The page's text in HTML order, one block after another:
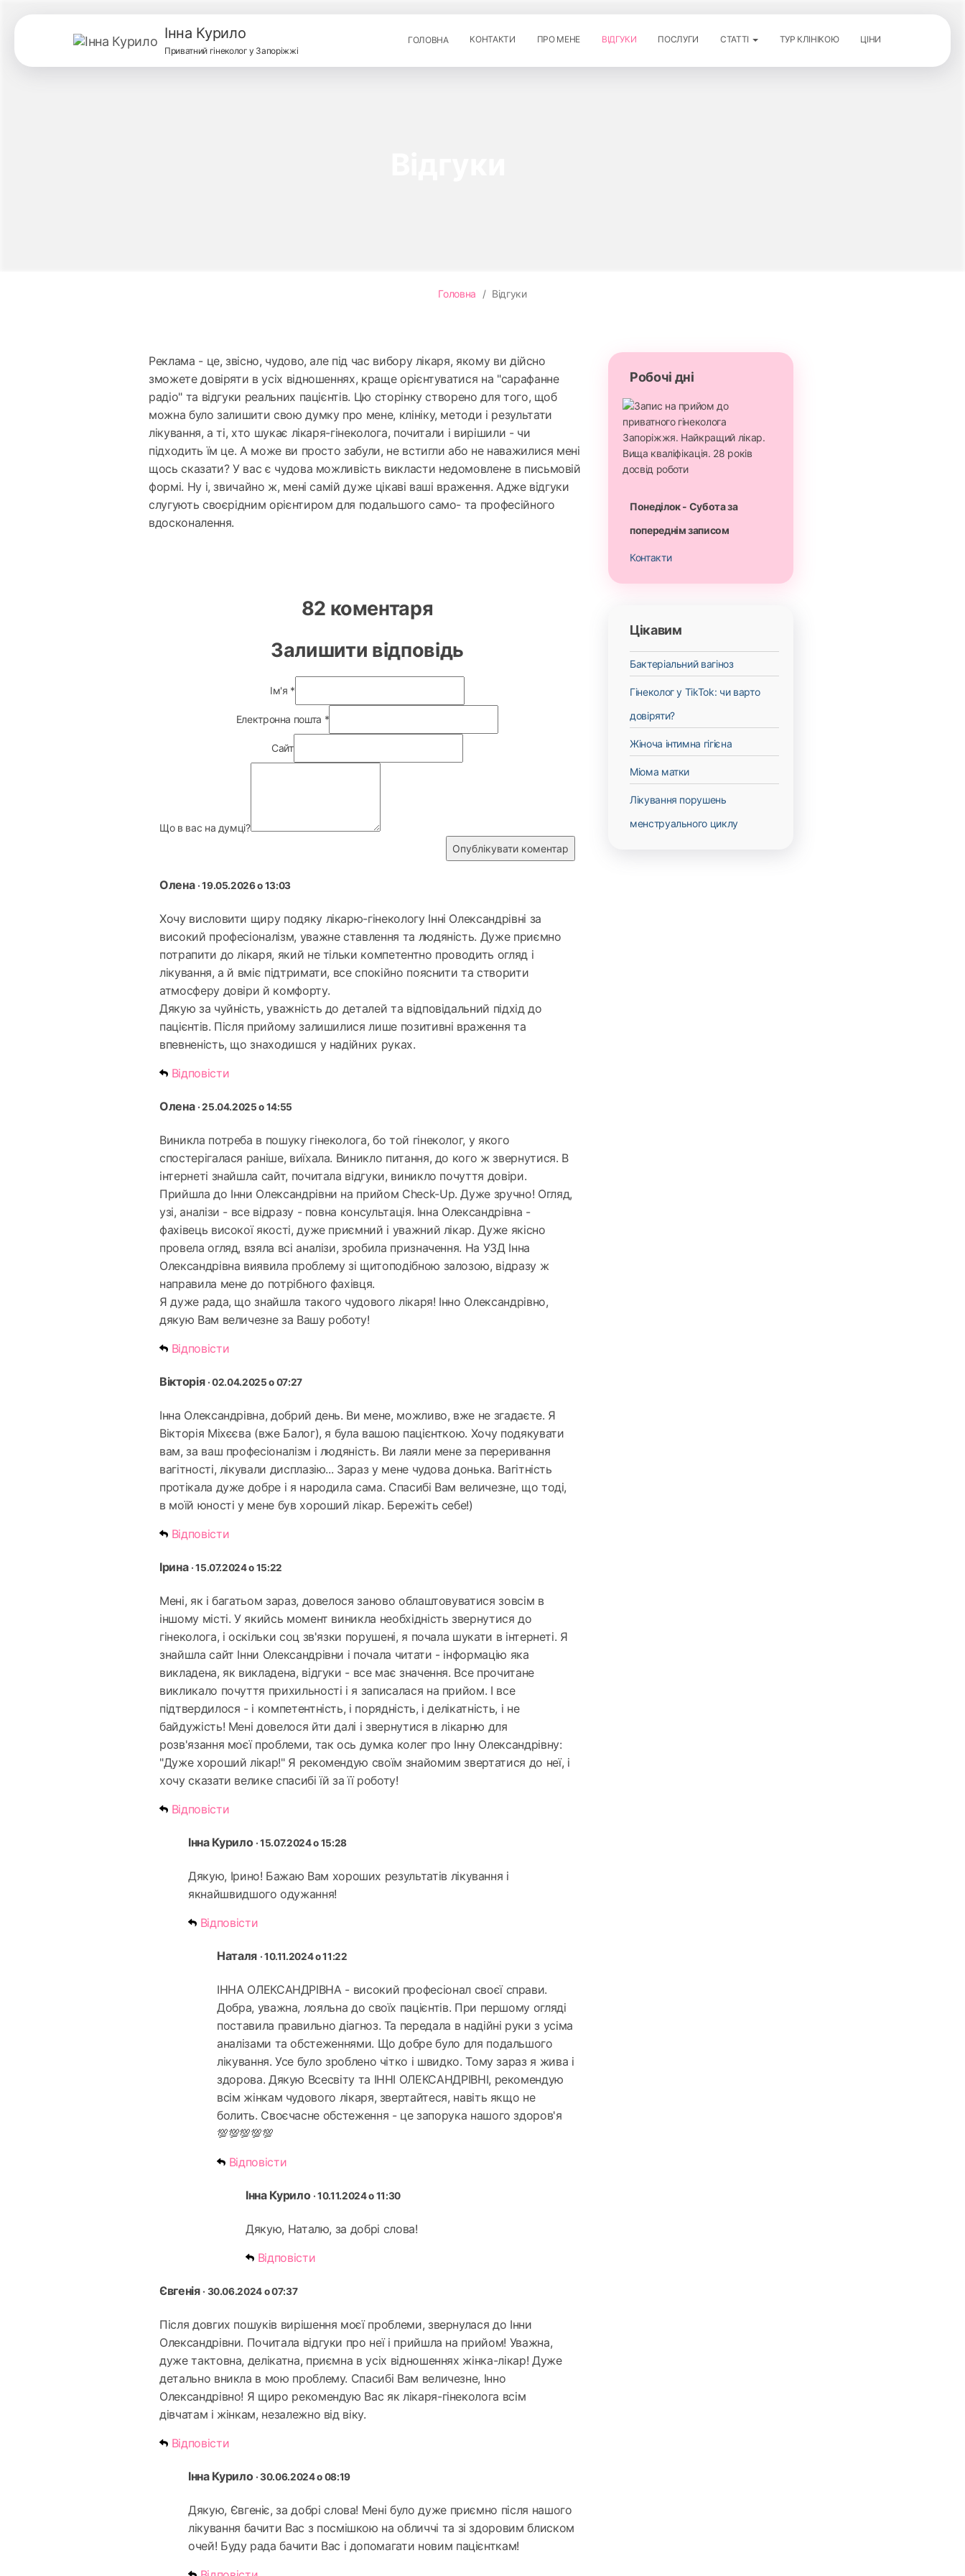
Інна Курило
Приватний гінеколог у Запоріжжі
ГОЛОВНА КОНТАКТИ ПРО МЕНЕ ВІДГУКИ ПОСЛУГИ СТАТТІ ТУР КЛІНІКОЮ ЦІНИ
Головна / Відгуки
Реклама - це, звісно, чудово, але під час вибору лікаря, якому ви дійсно
зможете довіряти в усіх відношеннях, краще орієнтуватися на "сарафанне
радіо" та відгуки реальних пацієнтів. Цю сторінку створено для того, щоб
можна було залишити свою думку про мене, клініку, методи і результати
лікування, а ті, хто шукає лікаря-гінеколога, почитали і вирішили - чи
підходить їм це. А може ви просто забули, не встигли або не наважилися мені
щось сказати? У вас є чудова можливість викласти недомовлене в письмовій
формі. Ну і, звичайно ж, мені самій дуже цікаві ваші враження. Адже відгуки
слугують своєрідним орієнтиром для подальшого само- та професійного
вдосконалення.
82 коментаря
Залишити відповідь
Ім'я *
Електронна пошта *
Сайт
Що в вас на думці?
Олена · 19.05.2026 о 13:03
Хочу висловити щиру подяку лікарю-гінекологу Інні Олександрівні за
високий професіоналізм, уважне ставлення та людяність. Дуже приємно
потрапити до лікаря, який не тільки компетентно проводить огляд і
лікування, а й вміє підтримати, все спокійно пояснити та створити
атмосферу довіри й комфорту.
Дякую за чуйність, уважність до деталей та відповідальний підхід до
пацієнтів. Після прийому залишилися лише позитивні враження та
впевненість, що знаходишся у надійних руках.
Відповісти
Олена · 25.04.2025 о 14:55
Виникла потреба в пошуку гінеколога, бо той гінеколог, у якого
спостерігалася раніше, виїхала. Виникло питання, до кого ж звернутися. В
інтернеті знайшла сайт, почитала відгуки, виникло почуття довіри.
Прийшла до Інни Олександрівни на прийом Check-Up. Дуже зручно! Огляд,
узі, аналізи - все відразу - повна консультація. Інна Олександрівна -
фахівець високої якості, дуже приємний і уважний лікар. Дуже якісно
провела огляд, взяла всі аналізи, зробила призначення. На УЗД Інна
Олександрівна виявила проблему зі щитоподібною залозою, відразу ж
направила мене до потрібного фахівця.
Я дуже рада, що знайшла такого чудового лікаря! Інно Олександрівно,
дякую Вам величезне за Вашу роботу!
Відповісти
Вікторія · 02.04.2025 о 07:27
Інна Олександрівна, добрий день. Ви мене, можливо, вже не згадаєте. Я
Вікторія Міхєєва (вже Балог), я була вашою пацієнткою. Хочу подякувати
вам, за ваш професіоналізм і людяність. Ви лаяли мене за переривання
вагітності, лікували дисплазію... Зараз у мене чудова донька. Вагітність
протікала дуже добре і я народила сама. Спасибі Вам величезне, що тоді,
в моїй юності у мене був хороший лікар. Бережіть себе!)
Відповісти
Ірина · 15.07.2024 о 15:22
Мені, як і багатьом зараз, довелося заново облаштовуватися зовсім в
іншому місті. У якийсь момент виникла необхідність звернутися до
гінеколога, і оскільки соц зв'язки порушені, я почала шукати в інтернеті. Я
знайшла сайт Інни Олександрівни і почала читати - інформацію яка
викладена, як викладена, відгуки - все має значення. Все прочитане
викликало почуття прихильності і я записалася на прийом. І все
підтвердилося - і компетентність, і порядність, і делікатність, і не
байдужість! Мені довелося йти далі і звернутися в лікарню для
розв'язання моєї проблеми, так ось думка колег про Інну Олександрівну:
"Дуже хороший лікар!" Я рекомендую своїм знайомим звертатися до неї, і
хочу сказати велике спасибі їй за її роботу!
Відповісти
Інна Курило · 15.07.2024 о 15:28
Дякую, Ірино! Бажаю Вам хороших результатів лікування і
якнайшвидшого одужання!
Відповісти
Наталя · 10.11.2024 о 11:22
ІННА ОЛЕКСАНДРІВНА - високий професіонал своєї справи.
Добра, уважна, лояльна до своїх пацієнтів. При першому огляді
поставила правильно діагноз. Та передала в надійні руки з усіма
аналізами та обстеженнями. Що добре було для подальшого
лікування. Усе було зроблено чітко і швидко. Тому зараз я жива і
здорова. Дякую Всесвіту та ІННІ ОЛЕКСАНДРІВНІ, рекомендую
всім жінкам чудового лікаря, звертайтеся, навіть якщо не
болить. Своєчасне обстеження - це запорука нашого здоров'я
💯💯💯💯💯
Відповісти
Інна Курило · 10.11.2024 о 11:30
Дякую, Наталю, за добрі слова!
Відповісти
Євгенія · 30.06.2024 о 07:37
Після довгих пошуків вирішення моєї проблеми, звернулася до Інни
Олександрівни. Почитала відгуки про неї і прийшла на прийом! Уважна,
дуже тактовна, делікатна, приємна в усіх відношеннях жінка-лікар! Дуже
детально вникла в мою проблему. Спасибі Вам величезне, Інно
Олександрівно! Я щиро рекомендую Вас як лікаря-гінеколога всім
дівчатам і жінкам, незалежно від віку.
Відповісти
Інна Курило · 30.06.2024 о 08:19
Дякую, Євгеніє, за добрі слова! Мені було дуже приємно після нашого
лікування бачити Вас з посмішкою на обличчі та зі здоровим блиском
очей! Буду рада бачити Вас і допомагати новим пацієнткам!
Робочі дні
Понеділок - Субота за
попереднім записом
Контакти
Цікавим
Бактеріальний вагіноз
Гінеколог у TikTok: чи варто
довіряти?
Жіноча інтимна гігієна
Міома матки
Лікування порушень
менструального циклу